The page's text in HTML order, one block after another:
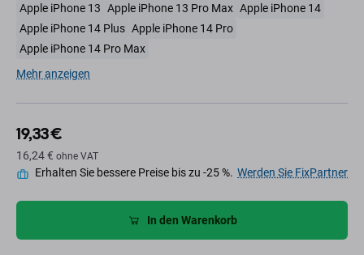
Apple iPhone 13 Apple iPhone 13 Pro Max Apple iPhone 14
Apple iPhone 14 Plus Apple iPhone 14 Pro
Apple iPhone 14 Pro Max
Mehr anzeigen
19,33 €
16,24 € ohne VAT
Erhalten Sie bessere Preise bis zu -25 %. Werden Sie FixPartner
In den Warenkorb